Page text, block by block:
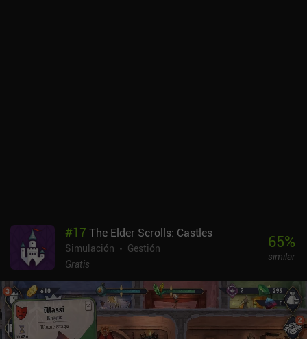
futuro. Si te gustan los juegos de simulación en tiempo real o
Rebel Inc, puede que merezca la pena echarle un vistazo a After
Inc.
#17The Elder Scrolls: Castles
Simulación
Gestión
Gratis
65%
similar